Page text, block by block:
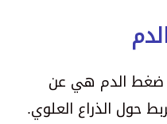
ضغط الدم هي عن
حول الذراع العلوي.